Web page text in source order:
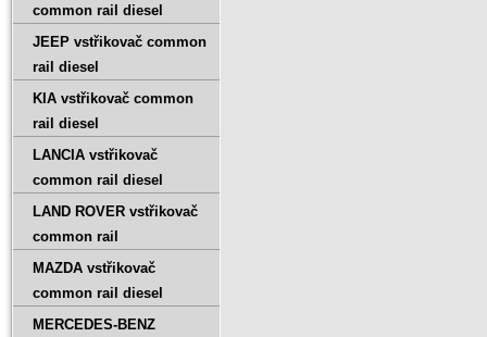
common rail diesel
JEEP vstřikovač common
rail diesel
KIA vstřikovač common
rail diesel
LANCIA vstřikovač
common rail diesel
LAND ROVER vstřikovač
common rail
MAZDA vstřikovač
common rail diesel
MERCEDES-BENZ